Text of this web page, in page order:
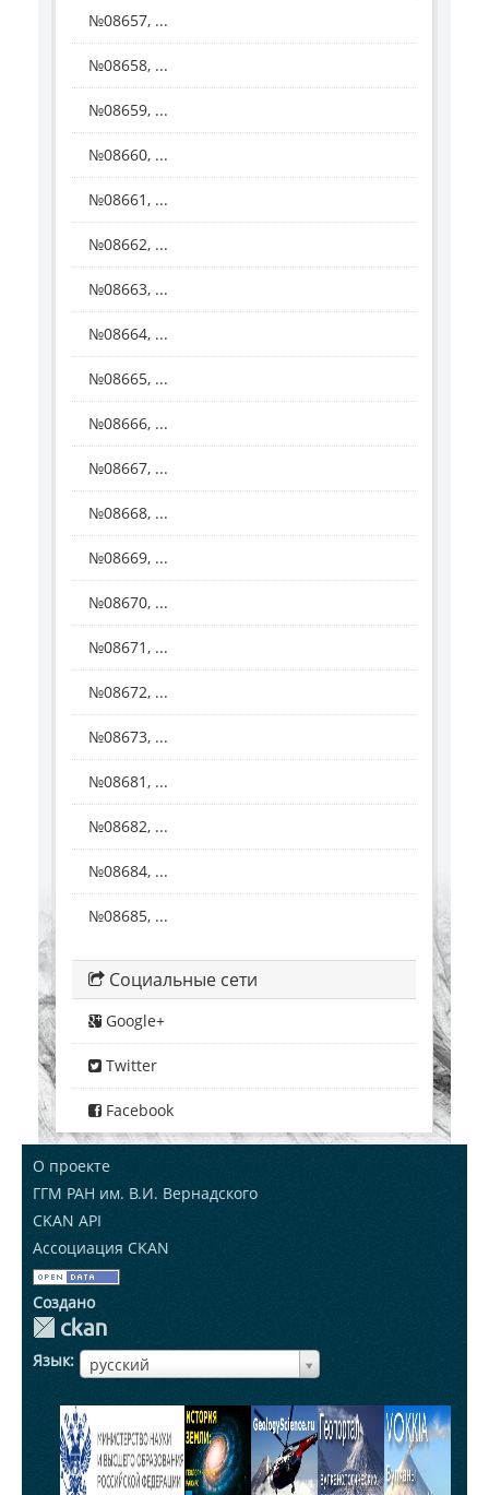
№08657, ...
№08658, ...
№08659, ...
№08660, ...
№08661, ...
№08662, ...
№08663, ...
№08664, ...
№08665, ...
№08666, ...
№08667, ...
№08668, ...
№08669, ...
№08670, ...
№08671, ...
№08672, ...
№08673, ...
№08681, ...
№08682, ...
№08684, ...
№08685, ...
Социальные сети
Google+
Twitter
Facebook
О проекте
ГГМ РАН им. В.И. Вернадского
CKAN API
Ассоциация CKAN
Создано
Язык русский
ЯзыкЯзык